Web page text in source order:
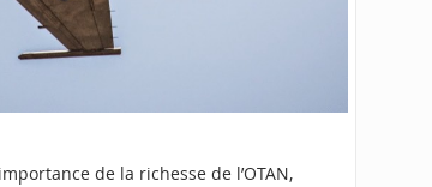
de la richesse de l’OTAN,